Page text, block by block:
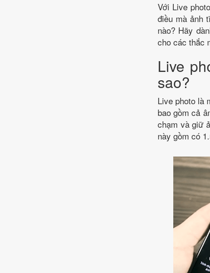
Với Live
điều mà ảnh
nào? Hãy
cho các thắc
Live
sao?
Live photo là
bao gồm cả
chạm và giữ
này gồm có